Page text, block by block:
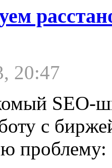
20:47
SEO-
с
проблему: